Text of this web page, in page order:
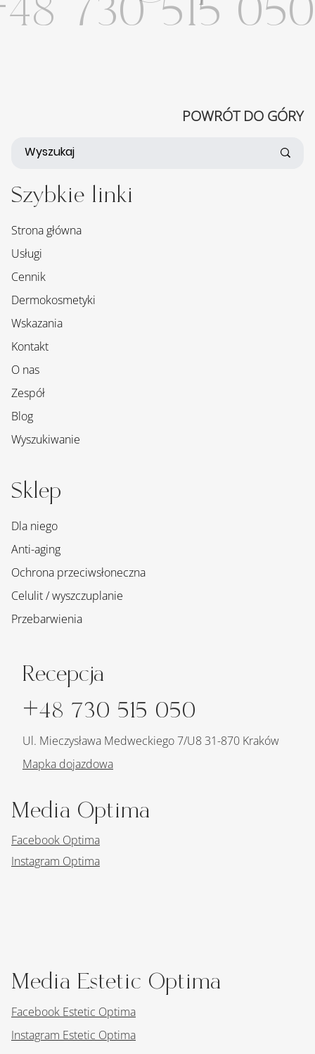
730 515 050
Media Estetic Optima
Facebook Estetic Optima
Instagram Estetic Optima
Media Optima
Facebook Optima
Instagram Optima
Recepcja
+48 730 515 050
Ul. Mieczysława Medweckiego 7/U8 31-870 Kraków
Mapka dojazdowa
Sklep
Dla niego
Anti-aging
Ochrona przeciwsłoneczna
Celulit / wyszczuplanie
Przebarwienia
Szybkie linki
Strona główna
Usługi
Cennik
Dermokosmetyki
Wskazania
Kontakt
O nas
Zespół
Blog
Wyszukiwanie
POWRÓT DO GÓRY